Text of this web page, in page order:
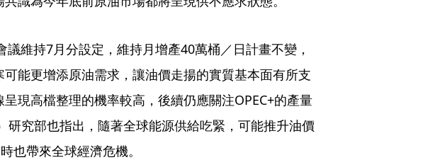
議維持7月分設定，維持月增產40萬桶／日計畫不變，
能更增添原油需求，讓油價走揚的實質基本面有所支
現高檔整理的機率較高，後續仍應關注OPEC+的產量
研究部也指出，隨著全球能源供給吃緊，可能推升油價
也帶來全球經濟危機。